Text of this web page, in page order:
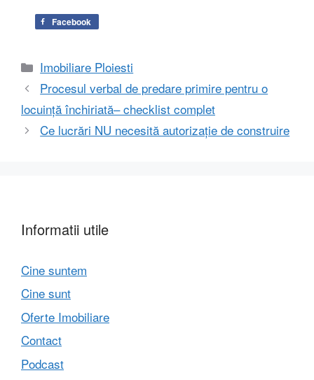
Facebook
Categorii
Imobiliare Ploiesti
Procesul verbal de predare primire pentru o
locuință închiriată– checklist complet
Ce lucrări NU necesită autorizație de construire
Informatii utile
Cine suntem
Cine sunt
Oferte Imobiliare
Contact
Podcast